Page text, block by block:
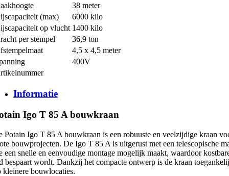
38 meter
(max)
6000 kilo
op vlucht 1400 kilo
per stempel
36,9 ton
4,5 x 4,5 meter
400V
Informatie
Igo T 85 A bouwkraan
Potain Igo T 85 A bouwkraan is een robuuste en veelzijdige kraan
bouwprojecten. De Igo T 85 A is uitgerust met een telescopische
een snelle en eenvoudige montage mogelijk maakt, waardoor
bespaart wordt. Dankzij het compacte ontwerp is de kraan
kleinere bouwlocaties.